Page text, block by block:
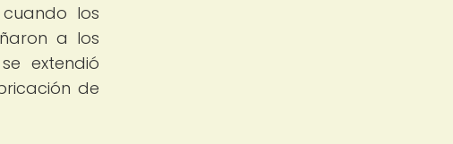
los
a los
extendió
de